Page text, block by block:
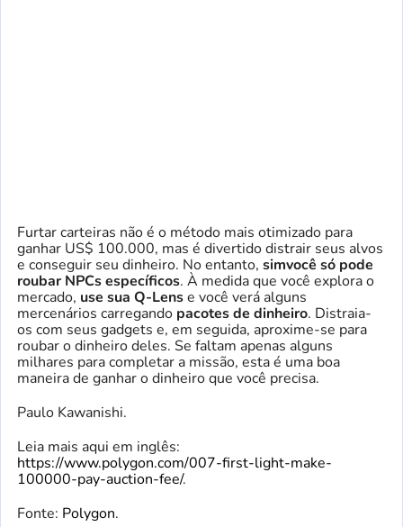
Furtar carteiras não é o método mais otimizado para
ganhar US$ 100.000, mas é divertido distrair seus alvos
e conseguir seu dinheiro. No entanto, simvocê só pode
roubar NPCs específicos. À medida que você explora o
mercado, use sua Q-Lense você verá alguns
mercenários carregando pacotes de dinheiro. Distraia-
os com seus gadgets e, em seguida, aproxime-se para
roubar o dinheiro deles. Se faltam apenas alguns
milhares para completar a missão, esta é uma boa
maneira de ganhar o dinheiro que você precisa.
Paulo Kawanishi.
Leia mais aqui em inglês:
https://www.polygon.com/007-first-light-make-
100000-pay-auction-fee/.
Fonte: Polygon.